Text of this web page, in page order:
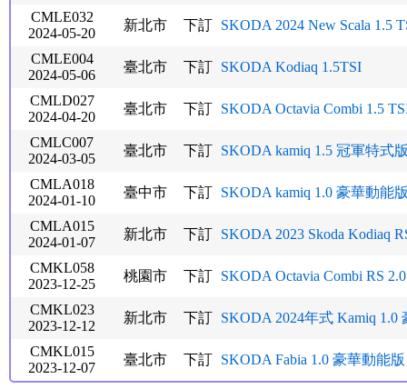
CMLE032
2024-05-20
新北市 下訂 SKODA 2024 New Scala 1.5
CMLE004
2024-05-06
臺北市 下訂 SKODA Kodiaq 1.5TSI
CMLD027
2024-04-20
臺北市 下訂 SKODA Octavia Combi 1.5
CMLC007
2024-03-05
臺北市 下訂 SKODA kamiq 1.5 冠軍特式
CMLA018
2024-01-10
臺中市 下訂 SKODA kamiq 1.0 豪華動能
CMLA015
2024-01-07
新北市 下訂 SKODA 2023 Skoda Kodiaq
CMKL058
2023-12-25
桃園市 下訂 SKODA Octavia Combi RS
CMKL023
2023-12-12
新北市 下訂 SKODA 2024年式 Kamiq 1.0
CMKL015
2023-12-07
臺北市 下訂 SKODA Fabia 1.0 豪華動能版